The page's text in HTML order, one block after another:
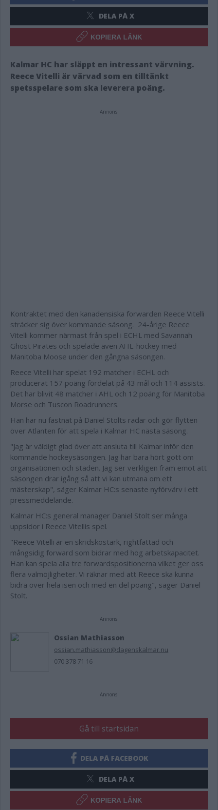
DELA PÅ X
KOPIERA LÄNK
Kalmar HC har släppt en intressant värvning.
Reece Vitelli är värvad som en tilltänkt
spetsspelare som ska leverera poäng.
Annons:
Kontraktet med den kanadensiska forwarden Reece Vitelli
sträcker sig över kommande säsong. 24-årige Reece
Vitelli kommer närmast från spel i ECHL med Savannah
Ghost Pirates och spelade även AHL-hockey med
Manitoba Moose under den gångna säsongen.
Reece Vitelli har spelat 192 matcher i ECHL och
producerat 157 poäng fördelat på 43 mål och 114 assists.
Det har blivit 48 matcher i AHL och 12 poäng för Manitoba
Morse och Tuscon Roadrunners.
Han har nu fastnat på Daniel Stolts radar och gör flytten
över Atlanten för att spela i Kalmar HC nästa säsong.
"Jag är väldigt glad över att ansluta till Kalmar inför den
kommande hockeysäsongen. Jag har bara hört gott om
organisationen och staden. Jag ser verkligen fram emot att
säsongen drar igång så att vi kan utmana om ett
mästerskap", säger Kalmar HC:s senaste nyförvärv i ett
pressmeddelande.
Kalmar HC:s general manager Daniel Stolt ser många
uppsidor i Reece Vitellis spel.
"Reece Vitelli är en skridskostark, rightfattad och
mångsidig forward som bidrar med hög arbetskapacitet.
Han kan spela alla tre forwardspositionerna vilket ger oss
flera valmöjligheter. Vi räknar med att Reece ska kunna
bidra över hela isen och med en del poäng", säger Daniel
Stolt.
Annons:
Ossian Mathiasson
ossian.mathiasson@dagenskalmar.nu
070 378 71 16
Annons:
Gå till startsidan
DELA PÅ FACEBOOK
DELA PÅ X
KOPIERA LÄNK